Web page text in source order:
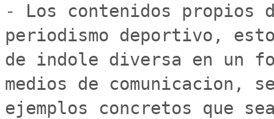
- Los contenidos propios
periodismo deportivo,
de indole diversa en un
medios de comunicacion,
ejemplos concretos que